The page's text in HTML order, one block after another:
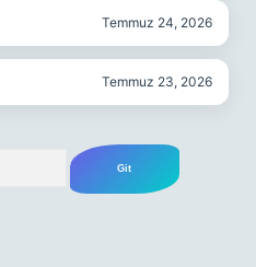
Temmuz 24, 2026
Temmuz 23, 2026